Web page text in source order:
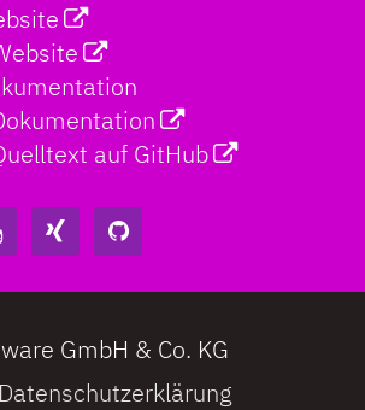
auf GitHub
GmbH & Co. KG
Datenschutzerklärung